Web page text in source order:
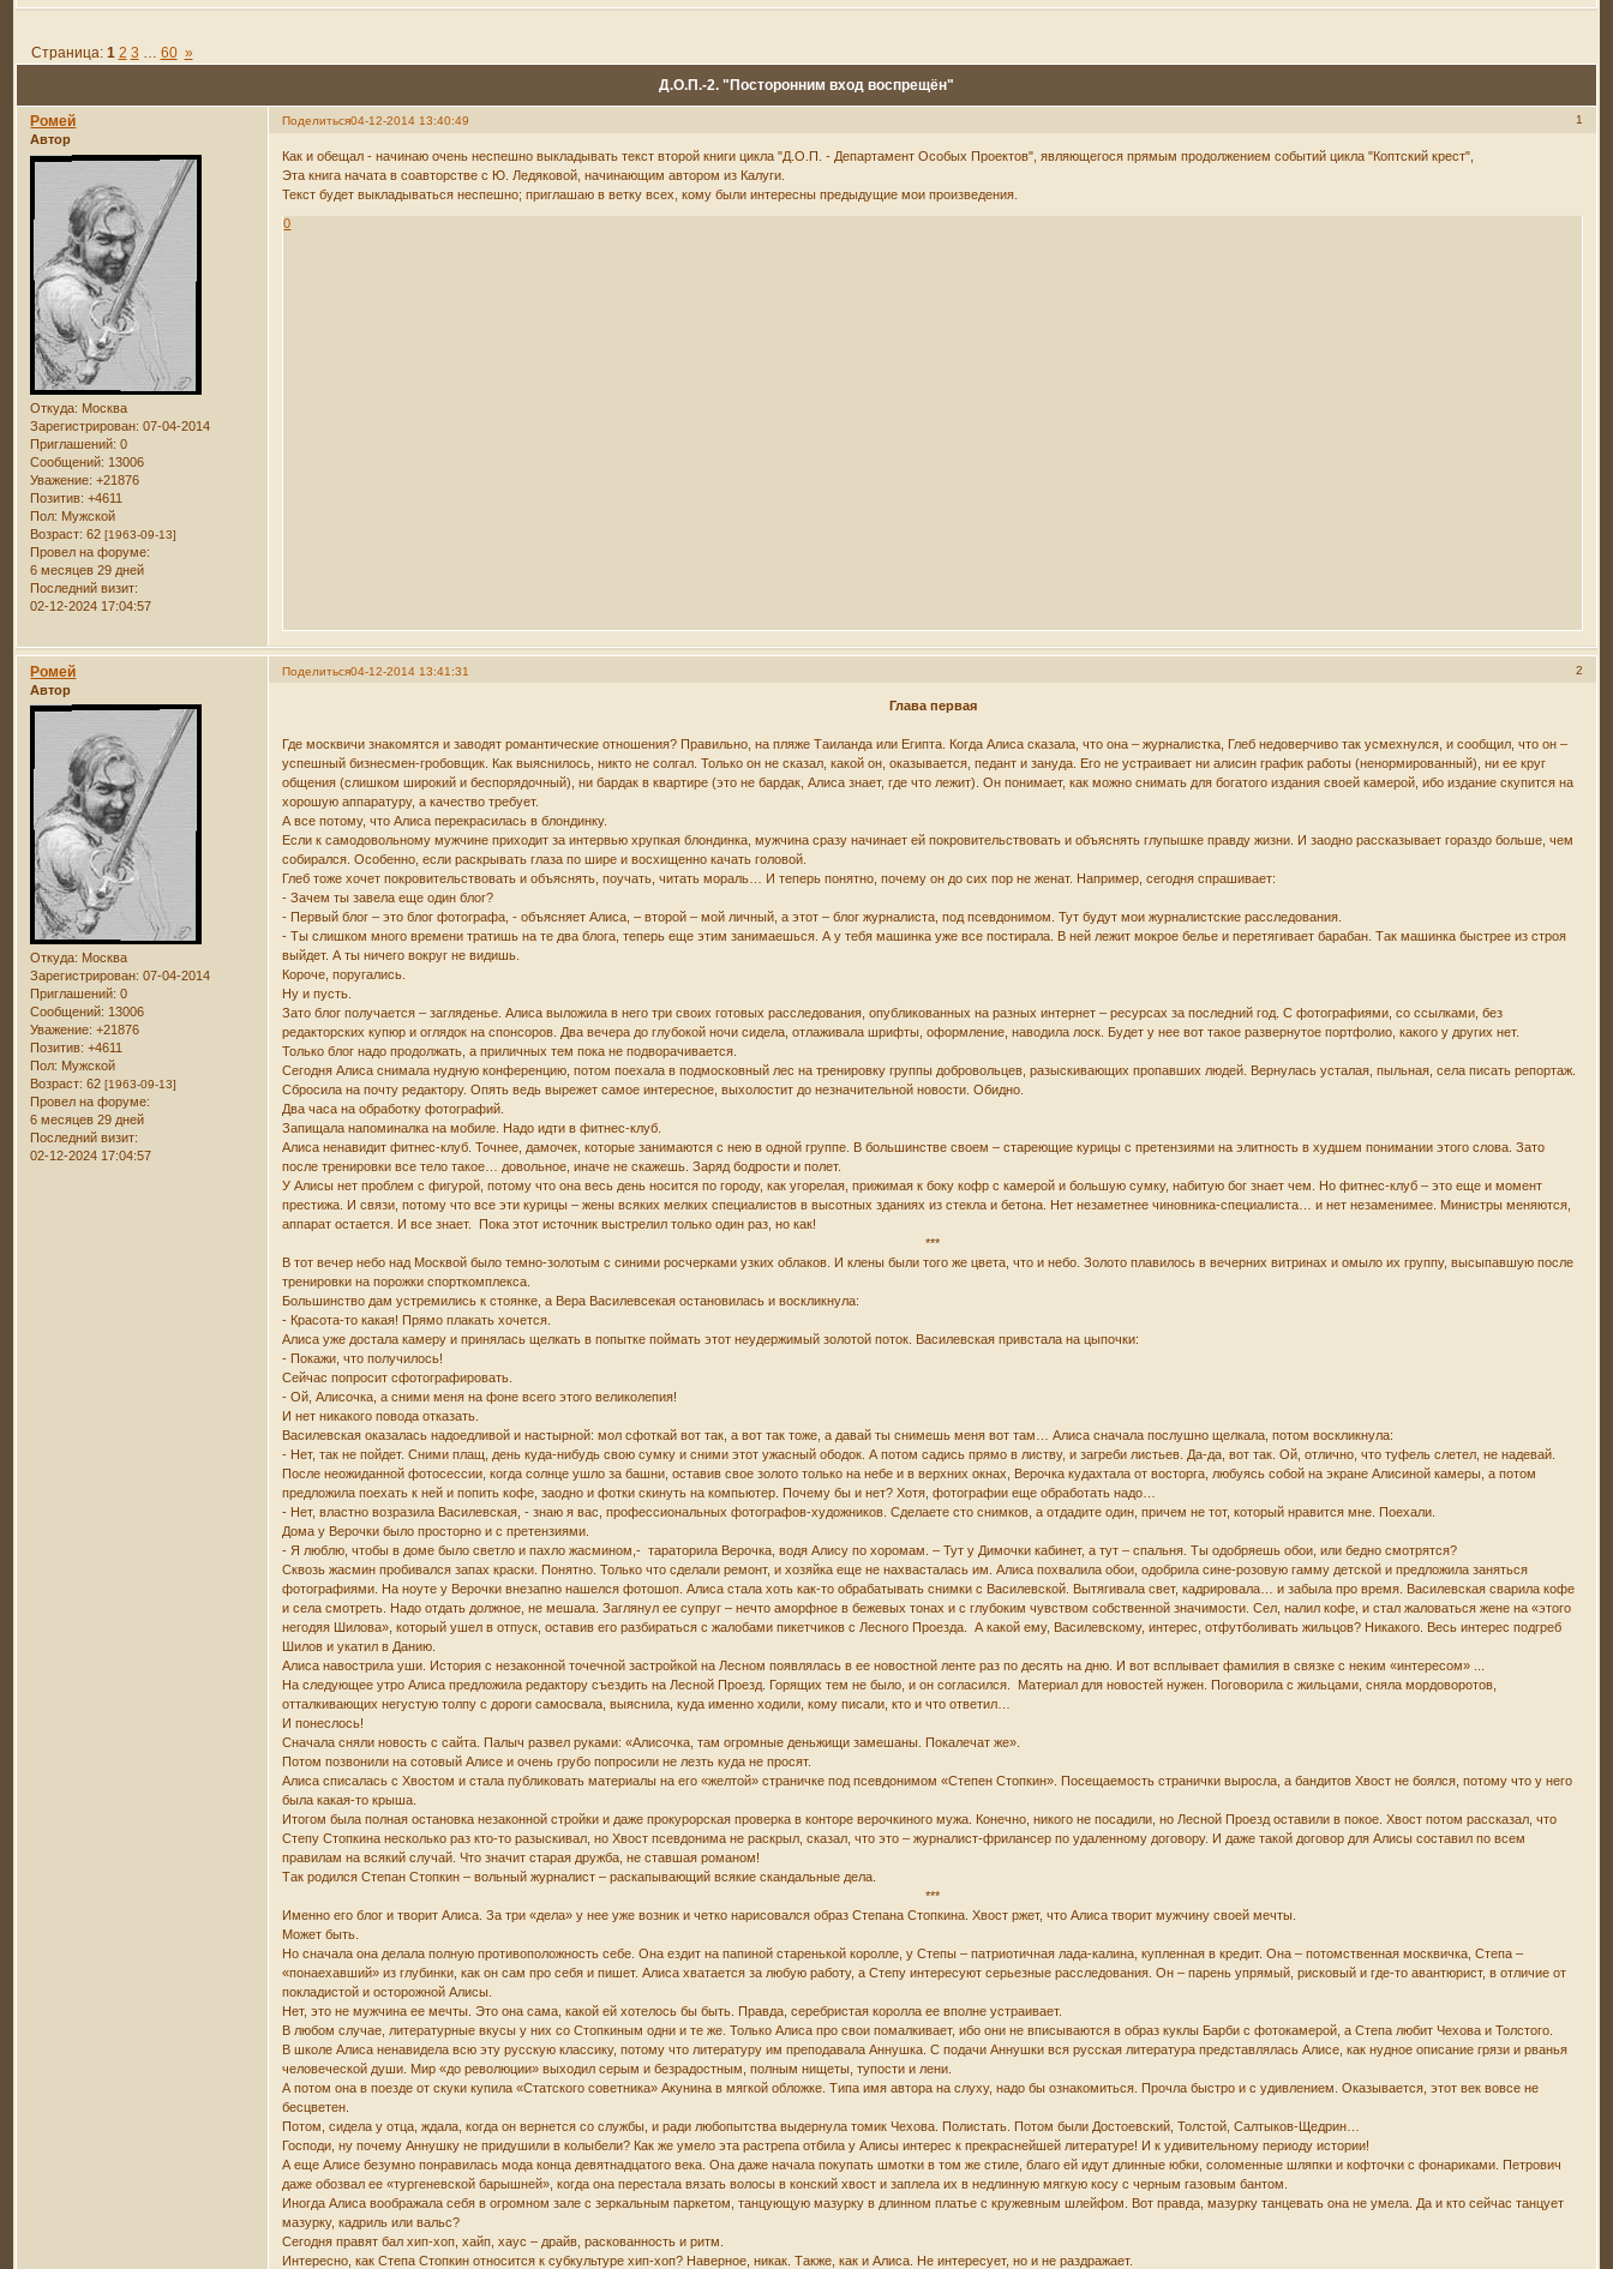
Д.О.П.-2. "Посторонним вход воспрещён"
Страница: 1 2 3 … 60 »
Поделиться 1
04-12-2014 13:40:49
Ромей
Автор
Откуда: Москва
Зарегистрирован: 07-04-2014
Приглашений: 0
Сообщений: 13006
Уважение: +21876
Позитив: +4611
Пол: Мужской
Возраст: 62[1963-09-13]
Провел на форуме:
6 месяцев 29 дней
Последний визит:
02-12-2024 17:04:57
Как и обещал - начинаю очень неспешно выкладывать текст второй книги цикла "Д.О.П. - Департамент Особых Проектов", являющегося прямым продолжением событий цикла "Коптский крест",
Эта книга начата в соавторстве с Ю. Ледяковой, начинающим автором из Калуги.
Текст будет выкладываться неспешно; приглашаю в ветку всех, кому были интересны предыдущие мои произведения.
0
Поделиться 2
04-12-2014 13:41:31
Ромей
Автор
Откуда: Москва
Зарегистрирован: 07-04-2014
Приглашений: 0
Сообщений: 13006
Уважение: +21876
Позитив: +4611
Пол: Мужской
Возраст: 62[1963-09-13]
Провел на форуме:
6 месяцев 29 дней
Последний визит:
02-12-2024 17:04:57
Глава первая
Где москвичи знакомятся и заводят романтические отношения? Правильно, на пляже Таиланда или Египта. Когда Алиса сказала, что она – журналистка, Глеб недоверчиво так усмехнулся, и сообщил, что он –
успешный бизнесмен-гробовщик. Как выяснилось, никто не солгал. Только он не сказал, какой он, оказывается, педант и зануда. Его не устраивает ни алисин график работы (ненормированный), ни ее круг
общения (слишком широкий и беспорядочный), ни бардак в квартире (это не бардак, Алиса знает, где что лежит). Он понимает, как можно снимать для богатого издания своей камерой, ибо издание скупится на
хорошую аппаратуру, а качество требует.
А все потому, что Алиса перекрасилась в блондинку.
Если к самодовольному мужчине приходит за интервью хрупкая блондинка, мужчина сразу начинает ей покровительствовать и объяснять глупышке правду жизни. И заодно рассказывает гораздо больше, чем
собирался. Особенно, если раскрывать глаза по шире и восхищенно качать головой.
Глеб тоже хочет покровительствовать и объяснять, поучать, читать мораль… И теперь понятно, почему он до сих пор не женат. Например, сегодня спрашивает:
- Зачем ты завела еще один блог?
- Первый блог – это блог фотографа, - объясняет Алиса, – второй – мой личный, а этот – блог журналиста, под псевдонимом. Тут будут мои журналистские расследования.
- Ты слишком много времени тратишь на те два блога, теперь еще этим занимаешься. А у тебя машинка уже все постирала. В ней лежит мокрое белье и перетягивает барабан. Так машинка быстрее из строя
выйдет. А ты ничего вокруг не видишь.
Короче, поругались.
Ну и пусть.
Зато блог получается – загляденье. Алиса выложила в него три своих готовых расследования, опубликованных на разных интернет – ресурсах за последний год. С фотографиями, со ссылками, без
редакторских купюр и оглядок на спонсоров. Два вечера до глубокой ночи сидела, отлаживала шрифты, оформление, наводила лоск. Будет у нее вот такое развернутое портфолио, какого у других нет.
Только блог надо продолжать, а приличных тем пока не подворачивается.
Сегодня Алиса снимала нудную конференцию, потом поехала в подмосковный лес на тренировку группы добровольцев, разыскивающих пропавших людей. Вернулась усталая, пыльная, села писать репортаж.
Сбросила на почту редактору. Опять ведь вырежет самое интересное, выхолостит до незначительной новости. Обидно.
Два часа на обработку фотографий.
Запищала напоминалка на мобиле. Надо идти в фитнес-клуб.
Алиса ненавидит фитнес-клуб. Точнее, дамочек, которые занимаются с нею в одной группе. В большинстве своем – стареющие курицы с претензиями на элитность в худшем понимании этого слова. Зато
после тренировки все тело такое… довольное, иначе не скажешь. Заряд бодрости и полет.
У Алисы нет проблем с фигурой, потому что она весь день носится по городу, как угорелая, прижимая к боку кофр с камерой и большую сумку, набитую бог знает чем. Но фитнес-клуб – это еще и момент
престижа. И связи, потому что все эти курицы – жены всяких мелких специалистов в высотных зданиях из стекла и бетона. Нет незаметнее чиновника-специалиста… и нет незаменимее. Министры меняются,
аппарат остается. И все знает. Пока этот источник выстрелил только один раз, но как!
***
В тот вечер небо над Москвой было темно-золотым с синими росчерками узких облаков. И клены были того же цвета, что и небо. Золото плавилось в вечерних витринах и омыло их группу, высыпавшую после
тренировки на порожки спорткомплекса.
Большинство дам устремились к стоянке, а Вера Василевсекая остановилась и воскликнула:
- Красота-то какая! Прямо плакать хочется.
Алиса уже достала камеру и принялась щелкать в попытке поймать этот неудержимый золотой поток. Василевская привстала на цыпочки:
- Покажи, что получилось!
Сейчас попросит сфотографировать.
- Ой, Алисочка, а сними меня на фоне всего этого великолепия!
И нет никакого повода отказать.
Василевская оказалась надоедливой и настырной: мол сфоткай вот так, а вот так тоже, а давай ты снимешь меня вот там… Алиса сначала послушно щелкала, потом воскликнула:
- Нет, так не пойдет. Сними плащ, день куда-нибудь свою сумку и сними этот ужасный ободок. А потом садись прямо в листву, и загреби листьев. Да-да, вот так. Ой, отлично, что туфель слетел, не надевай.
После неожиданной фотосессии, когда солнце ушло за башни, оставив свое золото только на небе и в верхних окнах, Верочка кудахтала от восторга, любуясь собой на экране Алисиной камеры, а потом
предложила поехать к ней и попить кофе, заодно и фотки скинуть на компьютер. Почему бы и нет? Хотя, фотографии еще обработать надо…
- Нет, властно возразила Василевская, - знаю я вас, профессиональных фотографов-художников. Сделаете сто снимков, а отдадите один, причем не тот, который нравится мне. Поехали.
Дома у Верочки было просторно и с претензиями.
- Я люблю, чтобы в доме было светло и пахло жасмином,- тараторила Верочка, водя Алису по хоромам. – Тут у Димочки кабинет, а тут – спальня. Ты одобряешь обои, или бедно смотрятся?
Сквозь жасмин пробивался запах краски. Понятно. Только что сделали ремонт, и хозяйка еще не нахвасталась им. Алиса похвалила обои, одобрила сине-розовую гамму детской и предложила заняться
фотографиями. На ноуте у Верочки внезапно нашелся фотошоп. Алиса стала хоть как-то обрабатывать снимки с Василевской. Вытягивала свет, кадрировала… и забыла про время. Василевская сварила кофе
и села смотреть. Надо отдать должное, не мешала. Заглянул ее супруг – нечто аморфное в бежевых тонах и с глубоким чувством собственной значимости. Сел, налил кофе, и стал жаловаться жене на «этого
негодяя Шилова», который ушел в отпуск, оставив его разбираться с жалобами пикетчиков с Лесного Проезда. А какой ему, Василевскому, интерес, отфутболивать жильцов? Никакого. Весь интерес подгреб
Шилов и укатил в Данию.
Алиса навострила уши. История с незаконной точечной застройкой на Лесном появлялась в ее новостной ленте раз по десять на дню. И вот всплывает фамилия в связке с неким «интересом» ...
На следующее утро Алиса предложила редактору съездить на Лесной Проезд. Горящих тем не было, и он согласился. Материал для новостей нужен. Поговорила с жильцами, сняла мордоворотов,
отталкивающих негустую толпу с дороги самосвала, выяснила, куда именно ходили, кому писали, кто и что ответил…
И понеслось!
Сначала сняли новость с сайта. Палыч развел руками: «Алисочка, там огромные деньжищи замешаны. Покалечат же».
Потом позвонили на сотовый Алисе и очень грубо попросили не лезть куда не просят.
Алиса списалась с Хвостом и стала публиковать материалы на его «желтой» страничке под псевдонимом «Степен Стопкин». Посещаемость странички выросла, а бандитов Хвост не боялся, потому что у него
была какая-то крыша.
Итогом была полная остановка незаконной стройки и даже прокурорская проверка в конторе верочкиного мужа. Конечно, никого не посадили, но Лесной Проезд оставили в покое. Хвост потом рассказал, что
Степу Стопкина несколько раз кто-то разыскивал, но Хвост псевдонима не раскрыл, сказал, что это – журналист-фрилансер по удаленному договору. И даже такой договор для Алисы составил по всем
правилам на всякий случай. Что значит старая дружба, не ставшая романом!
Так родился Степан Стопкин – вольный журналист – раскапывающий всякие скандальные дела.
***
Именно его блог и творит Алиса. За три «дела» у нее уже возник и четко нарисовался образ Степана Стопкина. Хвост ржет, что Алиса творит мужчину своей мечты.
Может быть.
Но сначала она делала полную противоположность себе. Она ездит на папиной старенькой королле, у Степы – патриотичная лада-калина, купленная в кредит. Она – потомственная москвичка, Степа –
«понаехавший» из глубинки, как он сам про себя и пишет. Алиса хватается за любую работу, а Степу интересуют серьезные расследования. Он – парень упрямый, рисковый и где-то авантюрист, в отличие от
покладистой и осторожной Алисы.
Нет, это не мужчина ее мечты. Это она сама, какой ей хотелось бы быть. Правда, серебристая королла ее вполне устраивает.
В любом случае, литературные вкусы у них со Стопкиным одни и те же. Только Алиса про свои помалкивает, ибо они не вписываются в образ куклы Барби с фотокамерой, а Степа любит Чехова и Толстого.
В школе Алиса ненавидела всю эту русскую классику, потому что литературу им преподавала Аннушка. С подачи Аннушки вся русская литература представлялась Алисе, как нудное описание грязи и рванья
человеческой души. Мир «до революции» выходил серым и безрадостным, полным нищеты, тупости и лени.
А потом она в поезде от скуки купила «Статского советника» Акунина в мягкой обложке. Типа имя автора на слуху, надо бы ознакомиться. Прочла быстро и с удивлением. Оказывается, этот век вовсе не
бесцветен.
Потом, сидела у отца, ждала, когда он вернется со службы, и ради любопытства выдернула томик Чехова. Полистать. Потом были Достоевский, Толстой, Салтыков-Щедрин…
Господи, ну почему Аннушку не придушили в колыбели? Как же умело эта растрепа отбила у Алисы интерес к прекраснейшей литературе! И к удивительному периоду истории!
А еще Алисе безумно понравилась мода конца девятнадцатого века. Она даже начала покупать шмотки в том же стиле, благо ей идут длинные юбки, соломенные шляпки и кофточки с фонариками. Петрович
даже обозвал ее «тургеневской барышней», когда она перестала вязать волосы в конский хвост и заплела их в недлинную мягкую косу с черным газовым бантом.
Иногда Алиса воображала себя в огромном зале с зеркальным паркетом, танцующую мазурку в длинном платье с кружевным шлейфом. Вот правда, мазурку танцевать она не умела. Да и кто сейчас танцует
мазурку, кадриль или вальс?
Сегодня правят бал хип-хоп, хайп, хаус – драйв, раскованность и ритм.
Интересно, как Степа Стопкин относится к субкультуре хип-хоп? Наверное, никак. Также, как и Алиса. Не интересует, но и не раздражает.